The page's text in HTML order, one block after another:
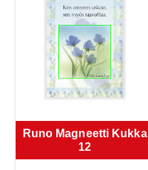
Runo Magneetti Kukka
12